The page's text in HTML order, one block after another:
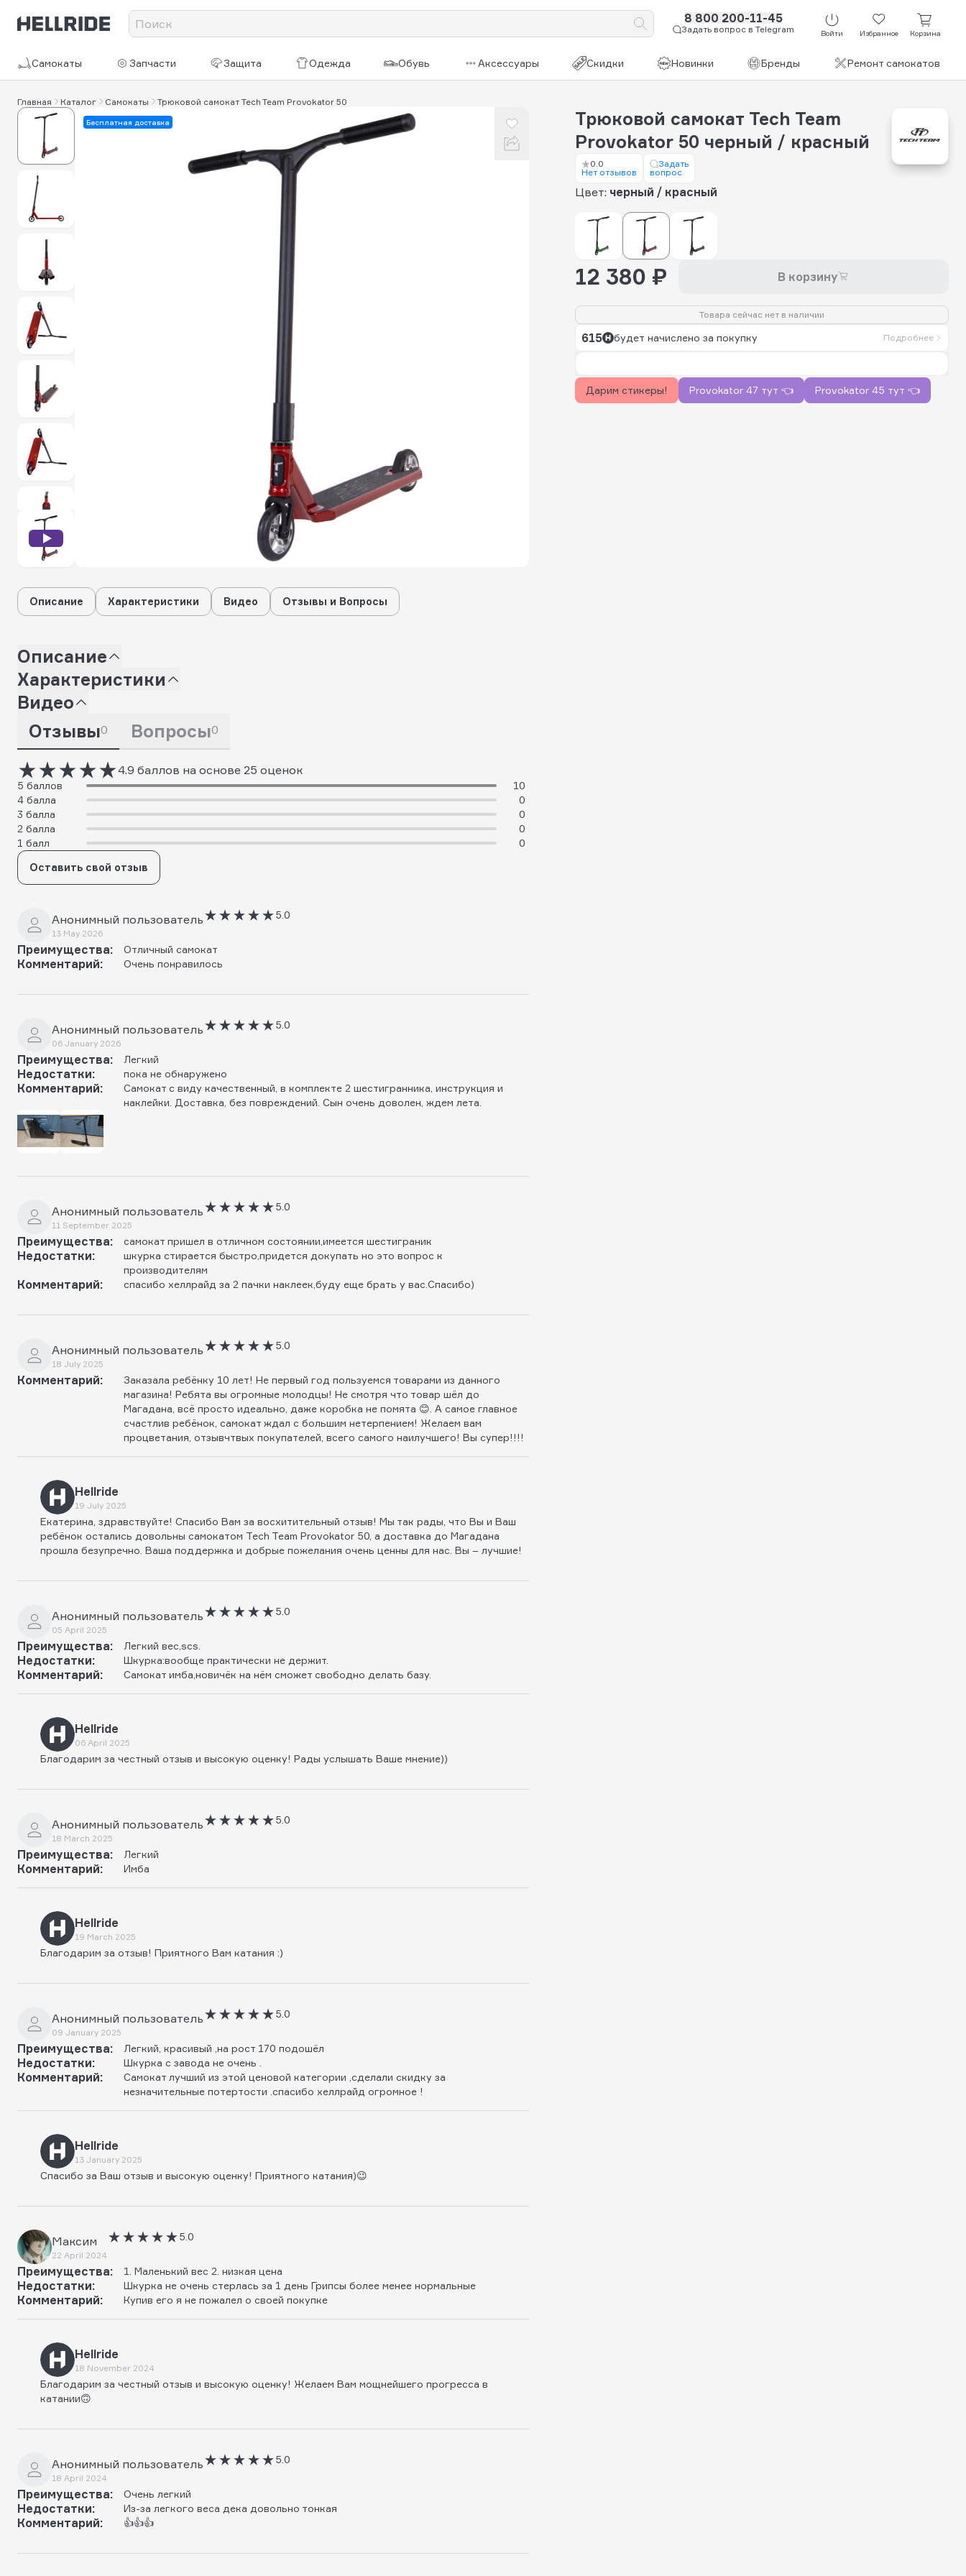
8 800 200-11-45
Задать вопрос в Telegram Войти Избранное Корзина
Самокаты Запчасти Защита Одежда Обувь Аксессуары Скидки Новинки Бренды Ремонт самокатов
Главная Каталог Самокаты Трюковой самокат Tech Team Provokator 50
Бесплатная доставка
Трюковой самокат Tech Team
Provokator 50 черный / красный
0.0
Нет отзывов
Задать
вопрос
Цвет: черный / красный
12 380 ₽ В корзину
Товара сейчас нет в наличии
615 будет начислено за покупку Подробнее
Дарим стикеры! Provokator 47 тут 👈 Provokator 45 тут 👈
Описание Характеристики Видео Отзывы и Вопросы
Описание
Характеристики
Видео
Отзывы0 Вопросы0
4.9 баллов на основе 25 оценок
5 баллов
10
4 балла
0
3 балла
0
2 балла
0
1 балл
0
Оставить свой отзыв
Анонимный пользователь
13 May 2026
5.0
Преимущества: Отличный самокат
Комментарий: Очень понравилось
Анонимный пользователь
06 January 2026
5.0
Преимущества: Легкий
Недостатки: пока не обнаружено
Комментарий:
Самокат с виду качественный, в комплекте 2 шестигранника, инструкция и
наклейки. Доставка, без повреждений. Сын очень доволен, ждем лета.
Анонимный пользователь
11 September 2025
5.0
Преимущества: самокат пришел в отличном состоянии,имеется шестиграник
Недостатки:
шкурка стирается быстро,придется докупать но это вопрос к
производителям
Комментарий: спасибо хеллрайд за 2 пачки наклеек,буду еще брать у вас.Спасибо)
Анонимный пользователь
18 July 2025
5.0
Комментарий:
Заказала ребёнку 10 лет! Не первый год пользуемся товарами из данного
магазина! Ребята вы огромные молодцы! Не смотря что товар шёл до
Магадана, всё просто идеально, даже коробка не помята 😊. А самое главное
счастлив ребёнок, самокат ждал с большим нетерпением! Желаем вам
процветания, отзывчтвых покупателей, всего самого наилучшего! Вы супер!!!!
Hellride
19 July 2025
Екатерина, здравствуйте! Спасибо Вам за восхитительный отзыв! Мы так рады, что Вы и Ваш
ребёнок остались довольны самокатом Tech Team Provokator 50, а доставка до Магадана
прошла безупречно. Ваша поддержка и добрые пожелания очень ценны для нас. Вы – лучшие!
Анонимный пользователь
05 April 2025
5.0
Преимущества: Легкий вес,scs.
Недостатки: Шкурка:вообще практически не держит.
Комментарий: Самокат имба,новичëк на нём сможет свободно делать базу.
Hellride
06 April 2025
Благодарим за честный отзыв и высокую оценку! Рады услышать Ваше мнение))
Анонимный пользователь
18 March 2025
5.0
Преимущества: Легкий
Комментарий: Имба
Hellride
19 March 2025
Благодарим за отзыв! Приятного Вам катания :)
Анонимный пользователь
09 January 2025
5.0
Преимущества: Легкий, красивый ,на рост 170 подошёл
Недостатки: Шкурка с завода не очень .
Комментарий:
Самокат лучший из этой ценовой категории ,сделали скидку за
незначительные потертости .спасибо хеллрайд огромное !
Hellride
13 January 2025
Спасибо за Ваш отзыв и высокую оценку! Приятного катания)😉
Максим
22 April 2024
5.0
Преимущества: 1. Маленький вес 2. низкая цена
Недостатки: Шкурка не очень стерлась за 1 день Грипсы более менее нормальные
Комментарий: Купив его я не пожалел о своей покупке
Hellride
18 November 2024
Благодарим за честный отзыв и высокую оценку! Желаем Вам мощнейшего прогресса в
катании🙃
Анонимный пользователь
18 April 2024
5.0
Преимущества: Очень легкий
Недостатки: Из-за легкого веса дека довольно тонкая
Комментарий: 👍👍👍